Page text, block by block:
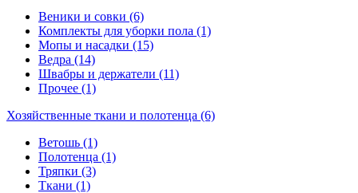
Веники и совки (6)
Комплекты для уборки пола (1)
Мопы и насадки (15)
Ведра (14)
Швабры и держатели (11)
Прочее (1)
Хозяйственные ткани и полотенца (6)
Ветошь (1)
Полотенца (1)
Тряпки (3)
Ткани (1)